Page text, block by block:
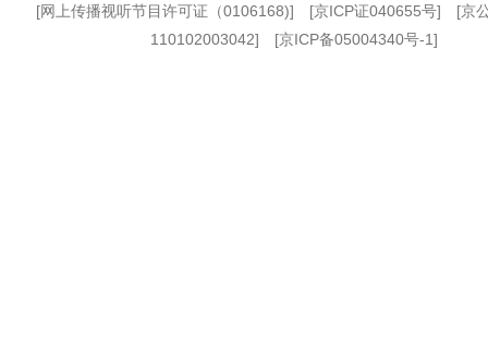
[网上传播视听节目许可证（0106168)] [京ICP证040655号] [京
110102003042] [京ICP备05004340号-1]